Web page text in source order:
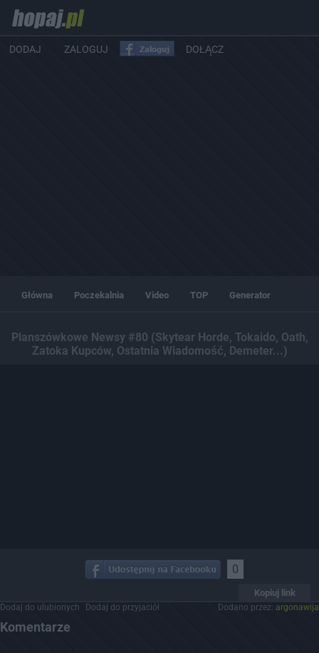
DODAJ ZALOGUJ DOŁĄCZ
Główna Poczekalnia Video TOP Generator
Planszówkowe Newsy #80 (Skytear Horde, Tokaido, Oath,
Zatoka Kupców, Ostatnia Wiadomość, Demeter...)
0
Kopiuj link
Dodaj do ulubionych Dodaj do przyjaciół Dodano przez: argonawija
Komentarze